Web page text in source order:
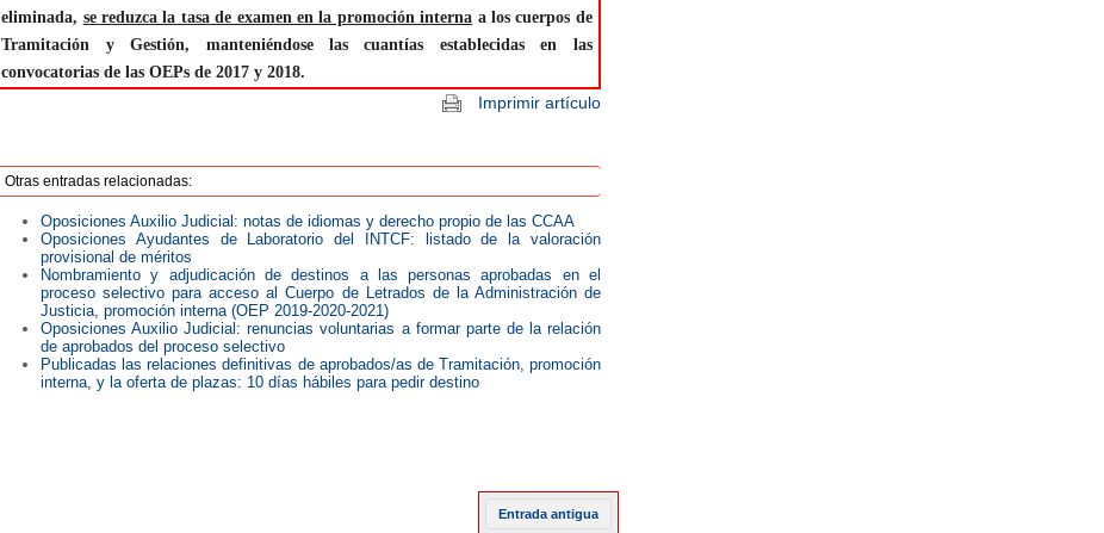
eliminada, se reduzca la tasa de examen en la promoción interna a los cuerpos de
Tramitación y Gestión, manteniéndose las cuantías establecidas en las
convocatorias de las OEPs de 2017 y 2018.
Imprimir artículo
Otras entradas relacionadas:
Oposiciones Auxilio Judicial: notas de idiomas y derecho propio de las CCAA
Oposiciones Ayudantes de Laboratorio del INTCF: listado de la valoración
provisional de méritos
Nombramiento y adjudicación de destinos a las personas aprobadas en el
proceso selectivo para acceso al Cuerpo de Letrados de la Administración de
Justicia, promoción interna (OEP 2019-2020-2021)
Oposiciones Auxilio Judicial: renuncias voluntarias a formar parte de la relación
de aprobados del proceso selectivo
Publicadas las relaciones definitivas de aprobados/as de Tramitación, promoción
interna, y la oferta de plazas: 10 días hábiles para pedir destino
Entrada antigua